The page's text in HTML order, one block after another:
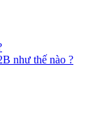
như thế nào ?